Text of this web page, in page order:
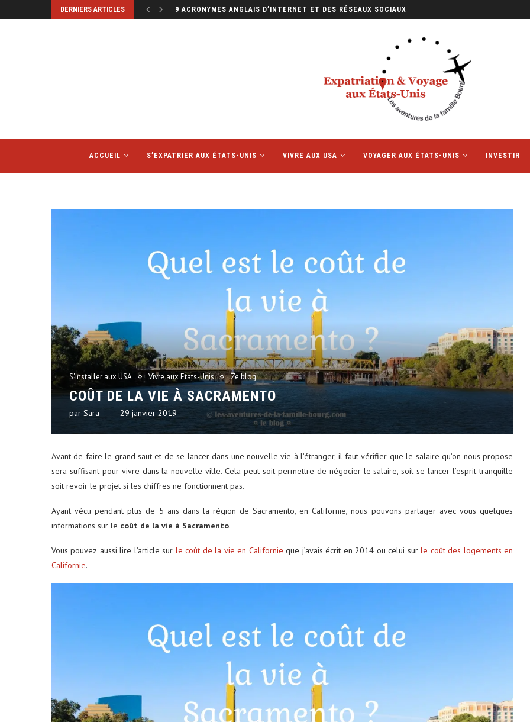
DERNIERS ARTICLES 9 ACRONYMES ANGLAIS D’INTERNET ET DES RÉSEAUX SOCIAUX
ACCUEIL S’EXPATRIER AUX ÉTATS-UNIS VIVRE AUX USA VOYAGER AUX ÉTATS-UNIS INVESTIR
S'installer aux USA Vivre aux Etats-Unis Ze blog
COÛT DE LA VIE À SACRAMENTO
par Sara 29 janvier 2019
Avant de faire le grand saut et de se lancer dans une nouvelle vie à l’étranger, il faut vérifier que le salaire qu’on nous propose
sera suffisant pour vivre dans la nouvelle ville. Cela peut soit permettre de négocier le salaire, soit se lancer l’esprit tranquille
soit revoir le projet si les chiffres ne fonctionnent pas.
Ayant vécu pendant plus de 5 ans dans la région de Sacramento, en Californie, nous pouvons partager avec vous quelques
informations sur le coût de la vie à Sacramento.
Vous pouvez aussi lire l’article sur le coût de la vie en Californie que j’avais écrit en 2014 ou celui surle coût des logements en
Californie.